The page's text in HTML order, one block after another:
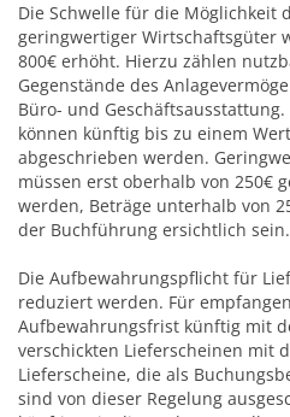
Die Schwelle für die Möglichkeit
geringwertiger Wirtschaftsgüter
800€ erhöht. Hierzu zählen
Gegenstände des
Büro- und
können künftig bis zu einem
abgeschrieben werden.
müssen erst oberhalb von 250€
werden, Beträge unterhalb von
der Buchführung ersichtlich sein.
Die Aufbewahrungspflicht für
reduziert werden. Für
Aufbewahrungsfrist künftig mit
verschickten Lieferscheinen mit
Lieferscheine, die als
sind von dieser Regelung